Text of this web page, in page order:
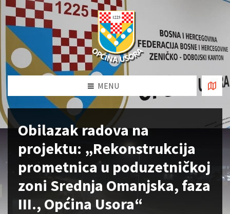
MENU
Obilazak radova na
projektu: „Rekonstrukcija
prometnica u poduzetničkoj
zoni Srednja Omanjska, faza
III., Općina Usora“